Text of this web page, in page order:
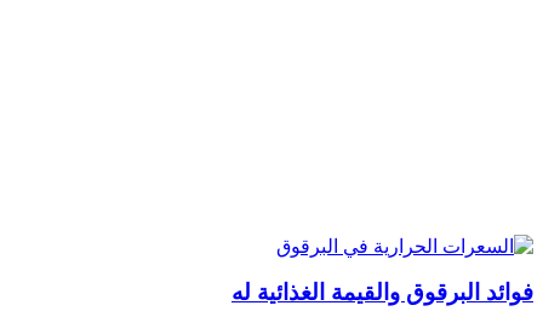
فوائد البرقوق والقيمة الغذائية له